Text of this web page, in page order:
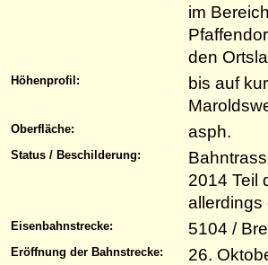
im
den
Höhenprofil:
bis auf
Oberfläche: asph.
Status / Beschilderung:
2014 Teil
allerdings
Eisenbahnstrecke: 5104 /
Eröffnung der Bahnstrecke: 26.